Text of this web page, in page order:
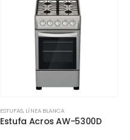
ESTUFAS, LÍNEA BLANCA
Estufa Acros AW-5300D